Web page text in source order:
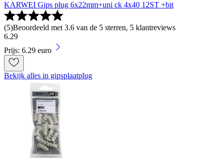
KARWEI Gips plug 6x22mm+uni ck 4x40 12ST +bit
(5)Beoordeeld met 3.6 van de 5 sterren, 5 klantreviews
6.29
Prijs: 6.29 euro
Bekijk alles in gipsplaatplug